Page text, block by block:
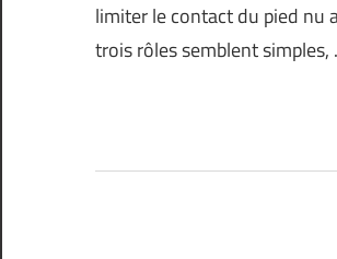
limiter le contact du pied nu
trois rôles semblent simples,